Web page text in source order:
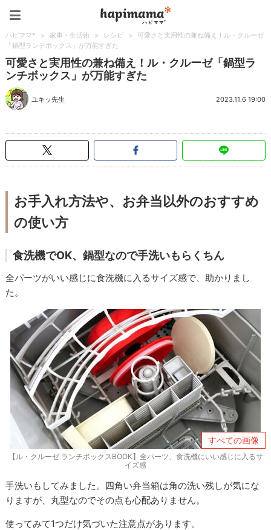
ハピママ* > 家事・生活術 > レシピ >
可愛さと実用性の兼ね備え！ル・クルーゼ
「鍋型ランチボックス」が万能すぎた
可愛さと実用性の兼ね備え！ル・クルーゼ「鍋型ラ
ンチボックス」が万能すぎた
ユキッ先生 2023.11.6 19:00
お手入れ方法や、お弁当以外のおすすめ
の使い方
食洗機でOK、鍋型なので手洗いもらくちん
全パーツがいい感じに食洗機に入るサイズ感で、助かりまし
た。
すべての画像
【ル・クルーゼ ランチボックスBOOK】全パーツ、食洗機にいい感じに入るサ
イズ感
手洗いもしてみました。四角い弁当箱は角の洗い残しが気にな
りますが、丸型なのでその点も心配ありません。
使ってみて1つだけ気づいた注意点があります。